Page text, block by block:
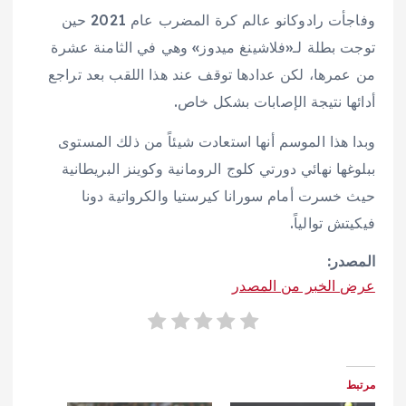
وفاجأت رادوكانو عالم كرة المضرب عام 2021 حين
توجت بطلة لـ«فلاشينغ ميدوز» وهي في الثامنة عشرة
من عمرها، لكن عدادها توقف عند هذا اللقب بعد تراجع
أدائها نتيجة الإصابات بشكل خاص.
وبدا هذا الموسم أنها استعادت شيئاً من ذلك المستوى
ببلوغها نهائي دورتي كلوج الرومانية وكوينز البريطانية
حيث خسرت أمام سورانا كيرستيا والكرواتية دونا
فيكيتش توالياً.
المصدر:
عرض الخبر من المصدر
مرتبط